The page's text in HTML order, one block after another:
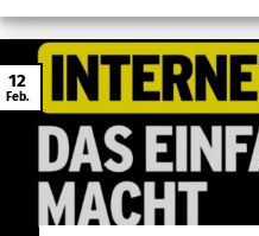
12
Feb.